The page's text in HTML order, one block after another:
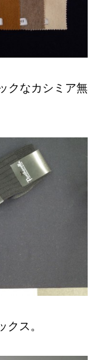
クなカシミア無
ス。